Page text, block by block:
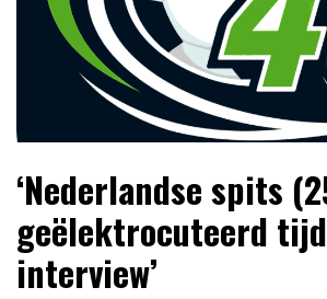
Voetbal4U.com
Transfers,
Internationaal
transferupdates, analyses en
spelers en competities uit binnen- en
‘Nederlandse spits
geëlektrocuteerd
interview’